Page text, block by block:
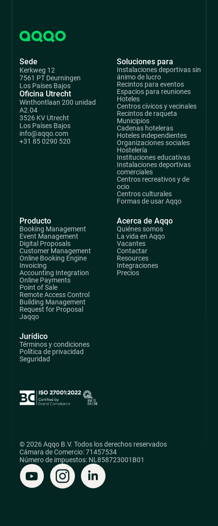
Sede
Kerkweg 12
7561 PT Deurningen
Los Países Bajos
Oficina Utrecht
Winthontlaan 200 unidad
A2.04
3526 KV Utrecht
Los Países Bajos
info@aqqo.com
+31 85 0290 520
Producto
Booking Management
Event Management
Digital Proposals
Customer Management
Online Booking Engine
Invoicing
Accounting Integration
Online Payments
Point of Sale
Remote Access Control
Building Management
Request for Proposal
Jaqqo
Soluciones para
Instalaciones deportivas sin
ánimo de lucro
Recintos para eventos
Espacios para reuniones
Hoteles
Centros cívicos y vecinales
Recintos de raqueta
Municipios
Cadenas hoteleras
Hoteles independientes
Organizaciones sociales
Hostelería
Instituciones educativas
Instalaciones deportivas
comerciales
Centros recreativos y de
ocio
Centros culturales
Formas de usar Aqqo
Acerca de Aqqo
Quiénes somos
La vida en Aqqo
Vacantes
Contactar
Resources
Integraciones
Precios
Jurídico
Términos y condiciones
Política de privacidad
Seguridad
© 2026 Aqqo B.V. Todos los derechos reservados
Cámara de Comercio: 71457534
Número de impuestos: NL858723001B01